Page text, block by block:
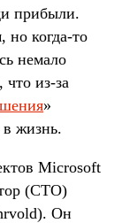
прибыли.
но когда-то
немало
из-за
»
жизнь.
Microsoft
(CTO)
Он